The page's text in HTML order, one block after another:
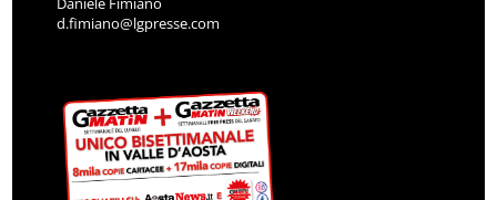
d.fimiano@lgpresse.com